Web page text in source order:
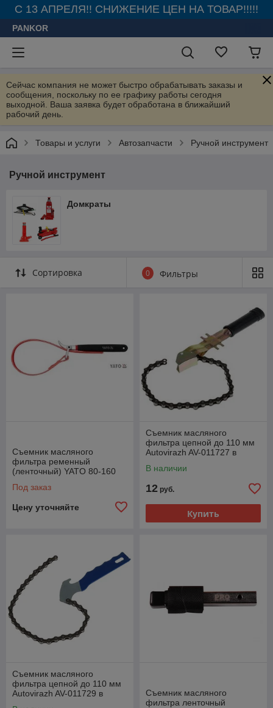
С 13 АПРЕЛЯ!! СНИЖЕНИЕ ЦЕН НА ТОВАР!!!!!
PANKOR
Сейчас компания не может быстро обрабатывать заказы и
сообщения, поскольку по ее графику работы сегодня
выходной. Ваша заявка будет обработана в ближайший
рабочий день.
Товары и услуги Автозапчасти Ручной инструмент
Ручной инструмент
Домкраты
Сортировка 0 Фильтры
Съемник масляного
фильтра ременный
(ленточный) YATO 80-160
Под заказ
Цену уточняйте
Съемник масляного
фильтра цепной до 110 мм
Autovirazh AV-011727 в
В наличии
12 руб.
Купить
Съемник масляного
фильтра цепной до 110 мм
Autovirazh AV-011729 в
Съемник масляного
фильтра ленточный